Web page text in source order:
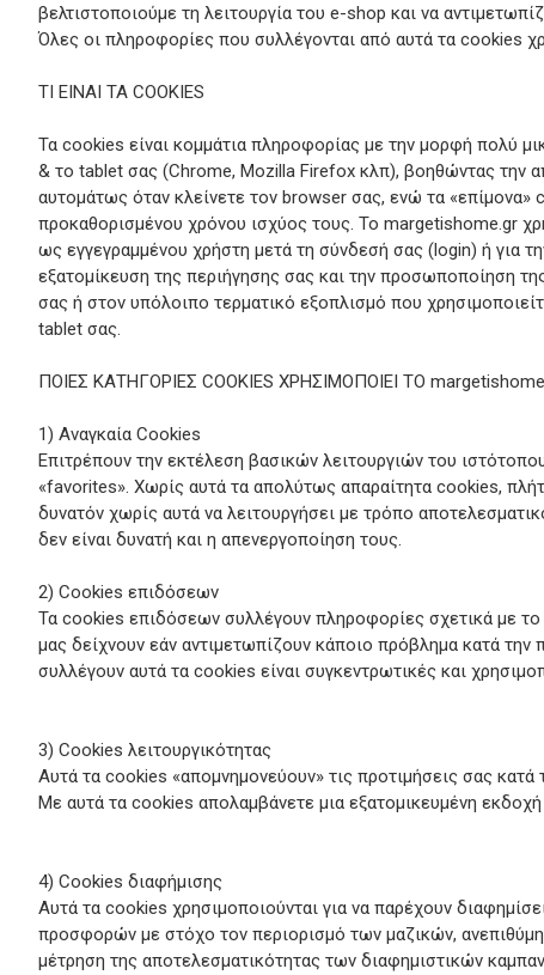
βελτιστοποιούμε τη λειτουργία του e-shop και να
Όλες οι πληροφορίες που συλλέγονται από αυτά τα cookies
ΤΙ ΕΙΝΑΙ ΤΑ COOKIES
Τα cookies είναι κομμάτια πληροφορίας με την μορφή πολύ
& το tablet σας (Chrome, Mozilla Firefox κλπ), βοηθώντας την
αυτομάτως όταν κλείνετε τον browser σας, ενώ τα
προκαθορισμένου χρόνου ισχύος τους. To margetishome.gr
ως εγγεγραμμένου χρήστη μετά τη σύνδεσή σας (login) ή για
εξατομίκευση της περιήγησης σας και την προσωποποίηση
σας ή στον υπόλοιπο τερματικό εξοπλισμό που
tablet σας.
ΠΟΙΕΣ ΚΑΤΗΓΟΡΙΕΣ COOKIES ΧΡΗΣΙΜΟΠΟΙΕΙ ΤΟ
1) Αναγκαία Cookies
Επιτρέπουν την εκτέλεση βασικών λειτουργιών του
«favorites». Χωρίς αυτά τα απολύτως απαραίτητα cookies,
δυνατόν χωρίς αυτά να λειτουργήσει με τρόπο
δεν είναι δυνατή και η απενεργοποίηση τους.
2) Cookies επιδόσεων
Τα cookies επιδόσεων συλλέγουν πληροφορίες σχετικά με
μας δείχνουν εάν αντιμετωπίζουν κάποιο πρόβλημα κατά
συλλέγουν αυτά τα cookies είναι συγκεντρωτικές και
3) Cookies λειτουργικότητας
Αυτά τα cookies «απομνημονεύουν» τις προτιμήσεις σας
Με αυτά τα cookies απολαμβάνετε μια εξατομικευμένη
4) Cookies διαφήμισης
Αυτά τα cookies χρησιμοποιούνται για να παρέχουν
προσφορών με στόχο τον περιορισμό των μαζικών,
μέτρηση της αποτελεσματικότητας των διαφημιστικών